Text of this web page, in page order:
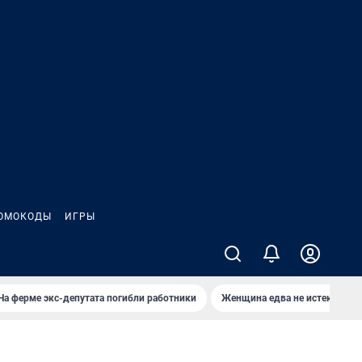
ИГРЫ
ферме экс-депутата погибли работники Женщина едва не истекла